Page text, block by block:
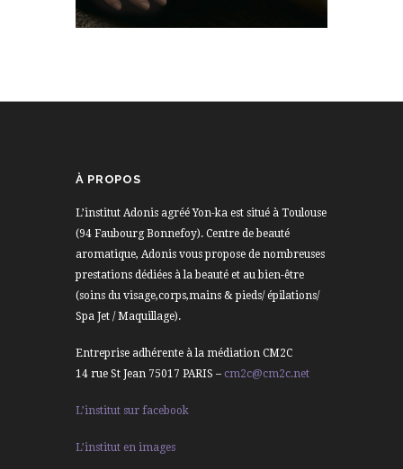
À PROPOS
L’institut Adonis agréé Yon-ka est situé à Toulouse
(94 Faubourg Bonnefoy). Centre de beauté
aromatique, Adonis vous propose de nombreuses
prestations dédiées à la beauté et au bien-être
(soins du visage,corps,mains & pieds/ épilations/
Spa Jet / Maquillage).
Entreprise adhérente à la médiation CM2C
14 rue St Jean 75017 PARIS – cm2c@cm2c.net
L’institut sur facebook
L’institut en images